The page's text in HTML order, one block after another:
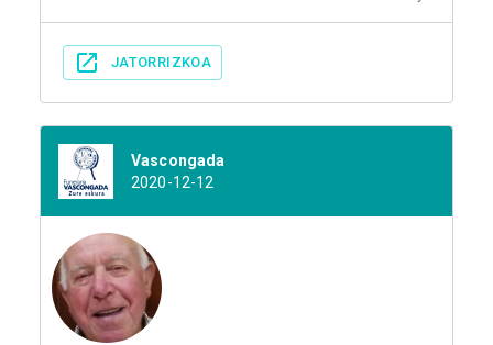
JATORRIZKOA
Vascongada
2020-12-12